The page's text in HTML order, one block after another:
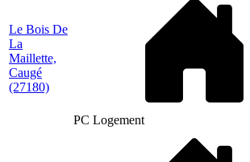
Le Bois De
La
Maillette,
Caugé
(27180)
PC Logement